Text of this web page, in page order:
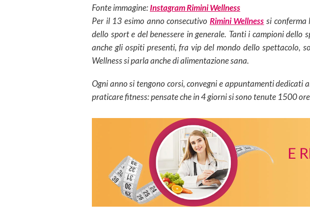
Fonte immagine:Instagram Rimini Wellness
Per il 13 esimo anno consecutivo Rimini Wellness si conferma
dello sport e del benessere in generale. Tanti i campioni
anche gli ospiti presenti, fra vip del mondo dello spettacolo,
Wellness si parla anche di alimentazione sana.
Ogni anno si tengono corsi, convegni e appuntamenti
praticare fitness: pensate che in 4 giorni si sono tenute 1500